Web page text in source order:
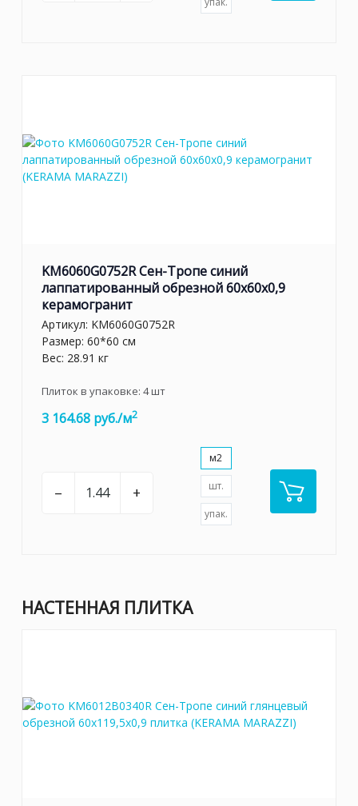
KM6060G0752R Сен-Тропе синий
лаппатированный обрезной 60x60x0,9
керамогранит
Артикул: KM6060G0752R
Размер: 60*60 см
Вес: 28.91 кг
Плиток в упаковке: 4шт
3 164.68 руб./м2
– +
м2
шт.
упак.
НАСТЕННАЯ ПЛИТКА